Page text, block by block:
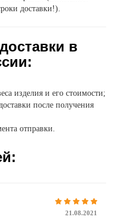
доставки!).
в
изделия и его стоимости;
после получения
отправки.
21.08.2021